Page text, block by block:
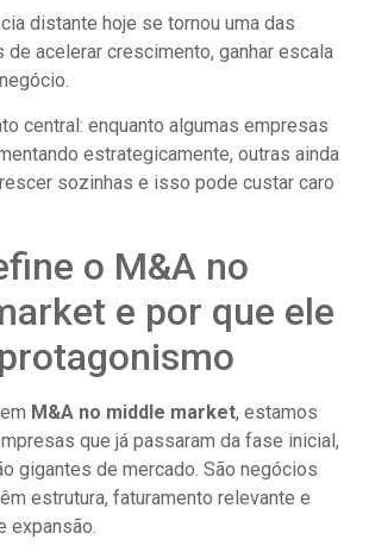
distante hoje se tornou uma das
acelerar crescimento, ganhar escala
central: enquanto algumas empresas
estrategicamente, outras ainda
sozinhas e isso pode custar caro
o M&A no
e por que ele
M&A no middle market, estamos
que já passaram da fase inicial,
gigantes de mercado. São negócios
estrutura, faturamento relevante e
expansão.